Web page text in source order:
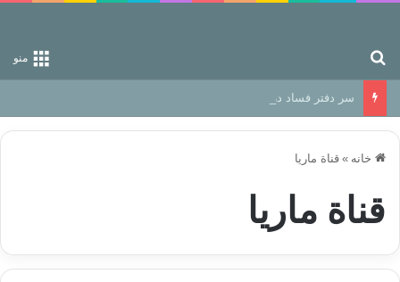
منو
سر دفتر فساد در زمین‌، دوری وکناره‌گیری از راه خداست‌!
خانه » قناة ماریا
قناة ماریا